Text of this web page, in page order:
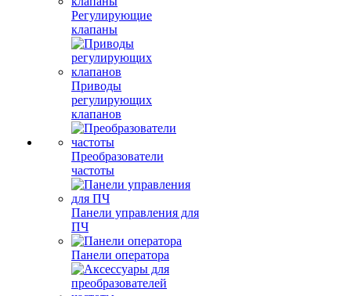
Регулирующие
клапаны
Приводы
регулирующих
клапанов
Преобразователи
частоты
Панели управления для
ПЧ
Панели оператора